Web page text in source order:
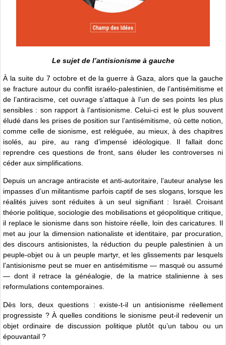
Le sujet de l’antisionisme à gauche
À la suite du 7 octobre et de la guerre à Gaza, alors que la gauche
se fracture autour du conflit israélo-palestinien, de l’antisémitisme et
de l’antiracisme, cet ouvrage s’attaque à l’un de ses points les plus
sensibles : son rapport à l’antisionisme. Celui-ci est le plus souvent
éludé dans les prises de position sur l’antisémitisme, où cette notion,
comme celle de sionisme, est reléguée, au mieux, à des chapitres
isolés, au pire, au rang d’impensé idéologique. Il fallait donc
reprendre ces questions de front, sans éluder les controverses ni
céder aux simplifications.
Depuis un ancrage antiraciste et anti-autoritaire, l’auteur analyse les
impasses d’un militantisme parfois captif de ses slogans, lorsque les
réalités juives sont réduites à un seul signifiant : Israël. Croisant
théorie politique, sociologie des mobilisations et géopolitique critique,
il replace le sionisme dans son histoire réelle, loin des caricatures. Il
met au jour la dimension nationaliste et identitaire, par procuration,
des discours antisionistes, la réduction du peuple palestinien à un
peuple-objet ou à un peuple martyr, et les glissements par lesquels
l’antisionisme peut se muer en antisémitisme — masqué ou assumé
— dont il retrace la généalogie, de la matrice stalinienne à ses
reformulations contemporaines.
Dès lors, deux questions : existe-t-il un antisionisme réellement
progressiste ? À quelles conditions le sionisme peut-il redevenir un
objet ordinaire de discussion politique plutôt qu’un tabou ou un
épouvantail ?